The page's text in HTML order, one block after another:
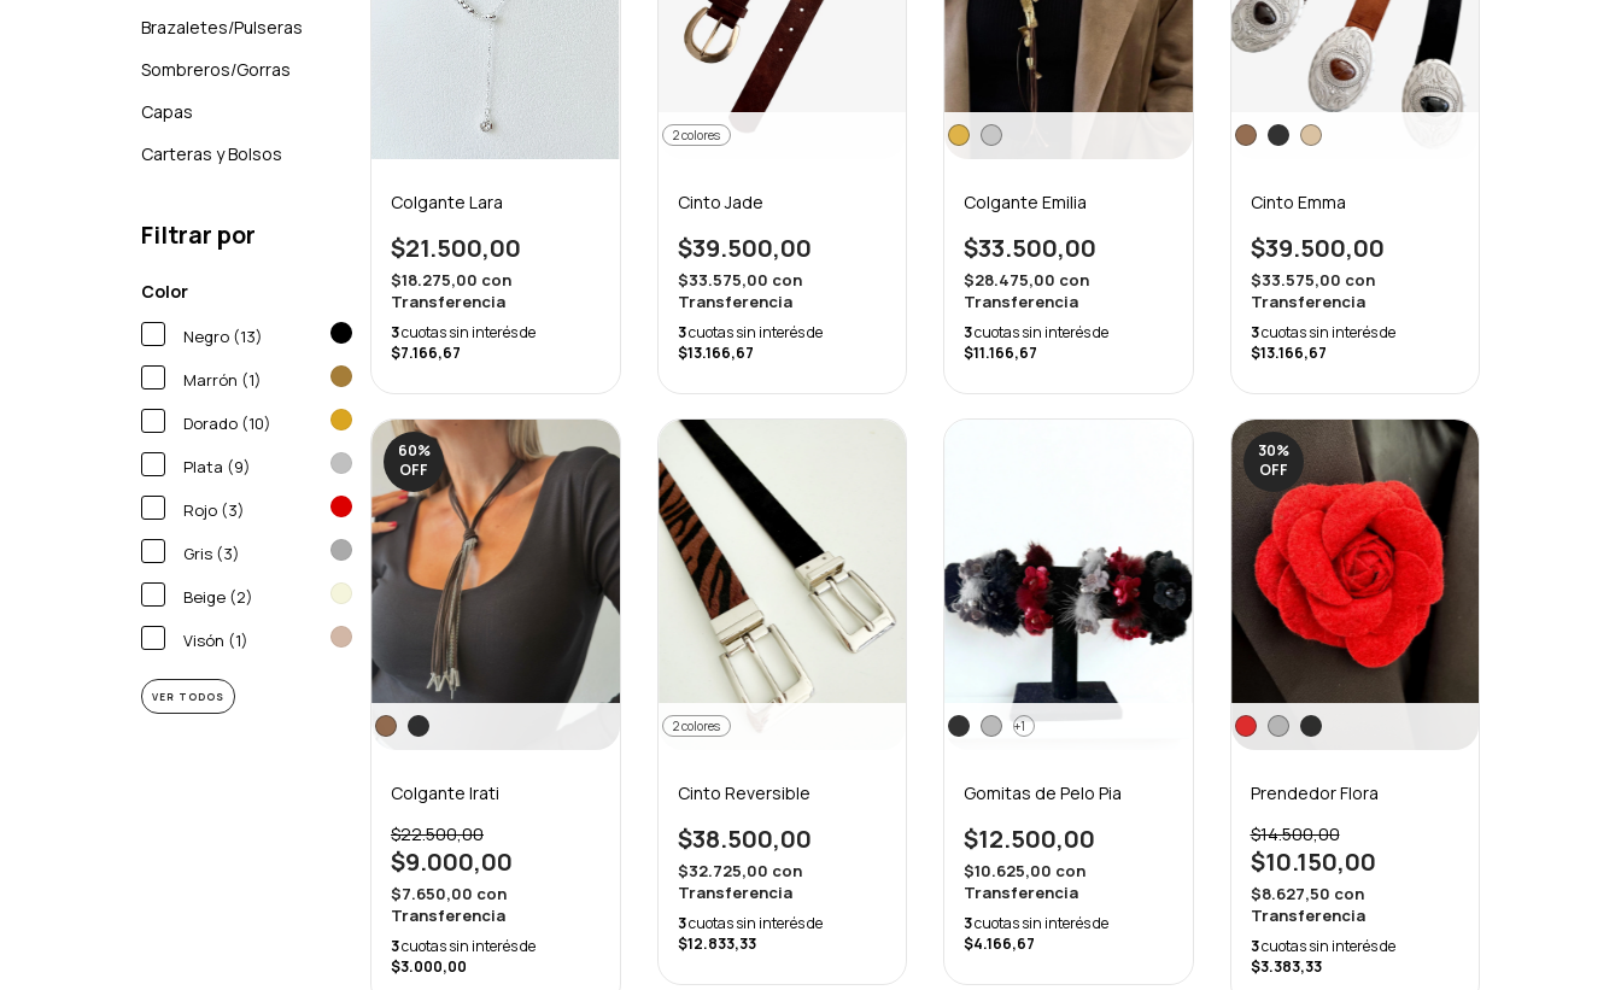
Brazaletes/Pulseras
Sombreros/Gorras
Capas
Carteras y Bolsos
Filtrar por
Color
Negro (13)
Marrón (1)
Dorado (10)
Plata (9)
Rojo (3)
Gris (3)
Beige (2)
Visón (1)
VER TODOS
Colgante Lara
$21.500,00
$18.275,00 con
Transferencia
3cuotas sin interés de
$7.166,67
2 colores
Cinto Jade
$39.500,00
$33.575,00 con
Transferencia
3cuotas sin interés de
$13.166,67
Colgante Emilia
$33.500,00
$28.475,00 con
Transferencia
3cuotas sin interés de
$11.166,67
Cinto Emma
$39.500,00
$33.575,00 con
Transferencia
3cuotas sin interés de
$13.166,67
60%
OFF
Colgante Irati
$22.500,00
$9.000,00
$7.650,00 con
Transferencia
3cuotas sin interés de
$3.000,00
2 colores
Cinto Reversible
$38.500,00
$32.725,00 con
Transferencia
3cuotas sin interés de
$12.833,33
+1
Gomitas de Pelo Pia
$12.500,00
$10.625,00 con
Transferencia
3cuotas sin interés de
$4.166,67
30%
OFF
Prendedor Flora
$14.500,00
$10.150,00
$8.627,50 con
Transferencia
3cuotas sin interés de
$3.383,33